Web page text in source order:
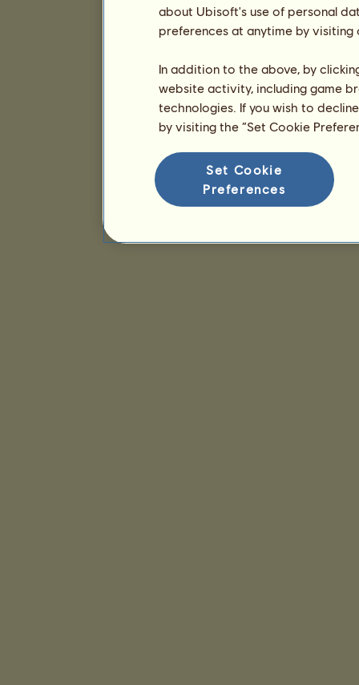
about Ubisoft's use of personal
preferences at anytime by
In addition to the above, by
website activity, including game
technologies. If you wish to
by visiting the “Set Cookie
Set Cookie
Preferences